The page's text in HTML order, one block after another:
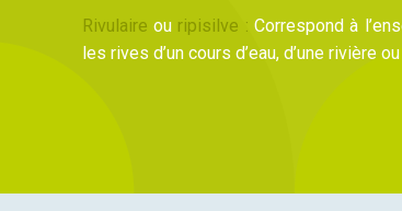
Rivulaire ouripisilve : Correspond à
les rives d’un cours d’eau, d’une rivière